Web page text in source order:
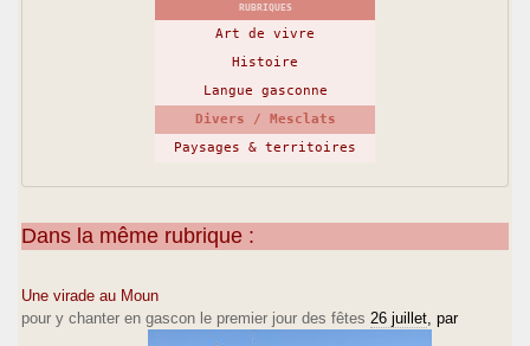
RUBRIQUES
Art de vivre
Histoire
Langue gasconne
Divers / Mesclats
Paysages & territoires
Dans la même rubrique :
Une virade au Moun
pour y chanter en gascon le premier jour des fêtes 26 juillet , par